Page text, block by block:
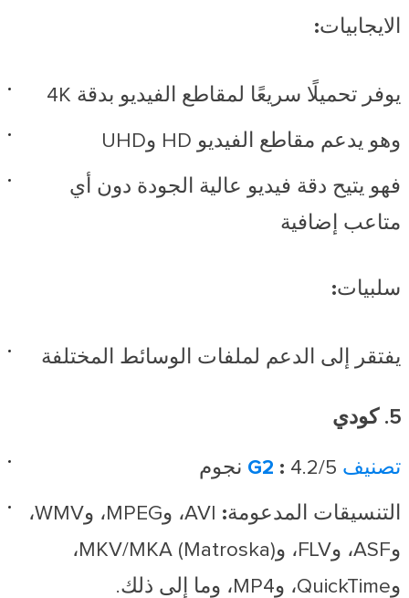
الايجابيات:
يوفر تحميلًا سريعًا لمقاطع الفيديو بدقة 4K
وهو يدعم مقاطع الفيديو HD وUHD
فهو يتيح دقة فيديو عالية الجودة دون أي
متاعب إضافية
سلبيات:
يفتقر إلى الدعم لملفات الوسائط المختلفة
5. كودي
تصنيف G2 : 4.2/5 نجوم
التنسيقات المدعومة:
AVI، وMPEG، وWMV،
وASF، وFLV، وMKV/MKA (Matroska)،
وQuickTime، وMP4، وما إلى ذلك.